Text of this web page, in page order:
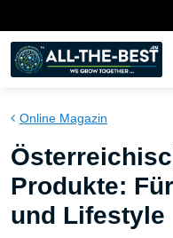
Online Magazin
Produkte:
und Lifestyle